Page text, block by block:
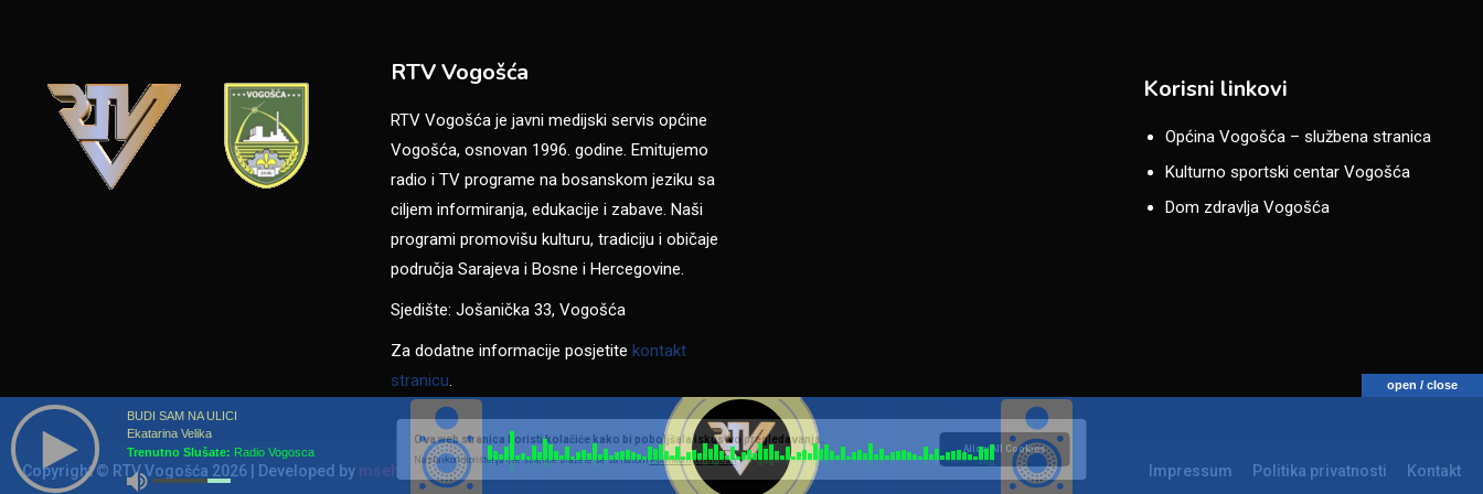
RTV Vogošća
RTV Vogošća je javni medijski servis općine
Vogošća, osnovan 1996. godine. Emitujemo
radio i TV programe na bosanskom jeziku sa
ciljem informiranja, edukacije i zabave. Naši
programi promovišu kulturu, tradiciju i običaje
područja Sarajeva i Bosne i Hercegovine.
Sjedište: Jošanička 33, Vogošća
Za dodatne informacije posjetite kontakt
stranicu.
Korisni linkovi
Općina Vogošća – službena stranica
Kulturno sportski centar Vogošća
Dom zdravlja Vogošća
Copyright © RTV Vogošća 2026 Developed by msehic Impressum Politika privatnosti Kontakt
Ova web stranica koristi kolačiće kako bi poboljšala iskustvo pregledavanja.
Nastavkom korištenja ove stranice slažete se sa našomPolitikom privatnosti.
Allow All Cookies
open / close
BUDI SAM NA ULICI
Ekatarina Velika
Trenutno Slušate: Radio Vogosca